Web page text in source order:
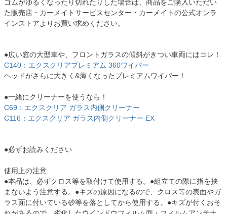
ゴムがゆるくなったり切れたりした場合は、商品をご購入いただい
た販売店・カーメイトサービスセンター・カーメイトの公式オンラ
インストアよりお買い求めください。
●広い窓の大型車や、フロントガラスの傾斜がきつい車両にはコレ！
C140：エクスクリアプレミアム 360ワイパー
ヘッドがさらに大きく&薄くなったプレミアムワイパー！
●一緒にクリーナーを使うなら！
C69：エクスクリア ガラス内側クリーナー
C116：エクスクリア ガラス内側クリーナー EX
●必ずお読みください
使用上の注意
●本品は、必ずクロス等を取付けて使用する。●組立ての際に指を挟
まないよう注意する。●キズの原因になるので、クロス等の表面やガ
ラス面に付いている砂等を落としてから使用する。●キズが付くおそ